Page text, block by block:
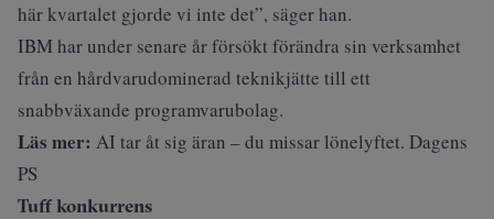
här kvartalet gjorde vi inte det”, säger han.
IBM har under senare år försökt förändra sin verksamhet
från en hårdvarudominerad teknikjätte till ett
snabbväxande programvarubolag.
Läs mer: AI tar åt sig äran – du missar lönelyftet. Dagens
PS
Tuff konkurrens